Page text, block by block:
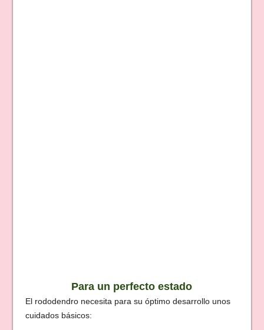
Para un perfecto estado
El rododendro necesita para su óptimo desarrollo unos
cuidados básicos: